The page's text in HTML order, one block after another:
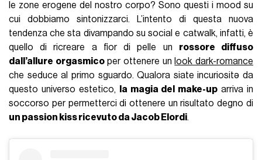
le zone erogene del nostro corpo? Sono questi i mood su
cui dobbiamo sintonizzarci. L’intento di questa nuova
tendenza che sta divampando su social e catwalk, infatti, è
quello di ricreare a fior di pelle un rossore diffuso
dall’allure orgasmicoper ottenere un look dark-romance
che seduce al primo sguardo. Qualora siate incuriositə da
questo universo estetico,
la magia del make-up arriva in
soccorso per permetterci di ottenere un risultato degno di
un passion kiss ricevuto da Jacob Elordi.